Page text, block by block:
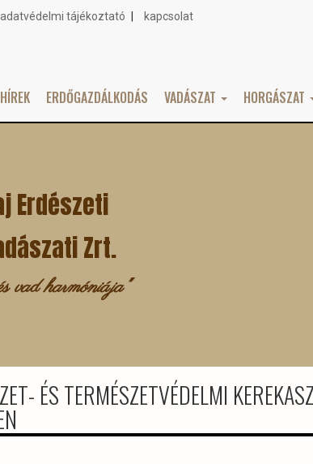
Topmenu
adatvédelmi tájékoztató kapcsolat
Main
HÍREK ERDŐGAZDÁLKODÁS VADÁSZAT HORGÁSZAT
Erdészeti
Zrt.
vad harmóniája"
ÉS TERMÉSZETVÉDELMI